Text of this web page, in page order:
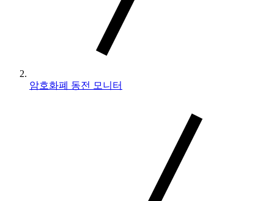
암호화폐 동전 모니터